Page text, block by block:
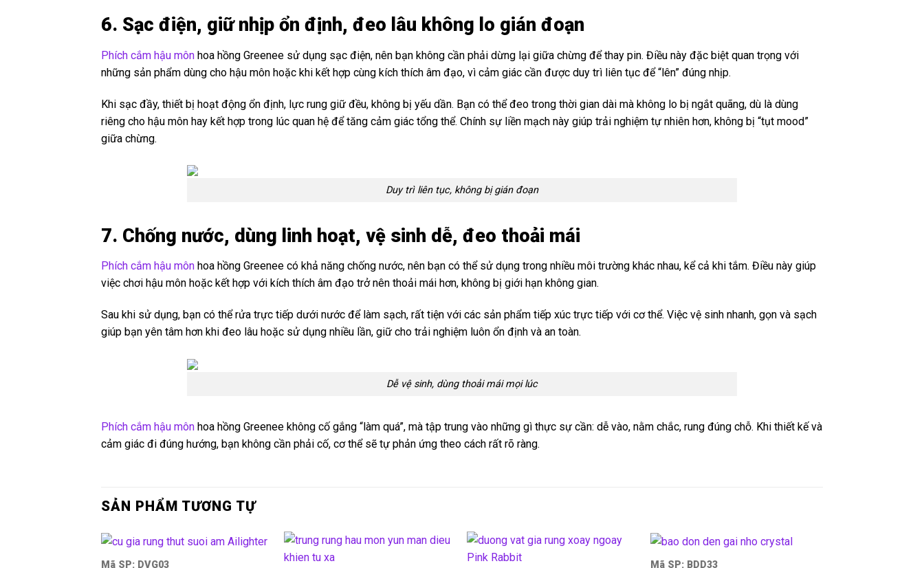
6. Sạc điện, giữ nhịp ổn định, đeo lâu không lo gián đoạn
Phích cắm hậu môn hoa hồng Greenee sử dụng sạc điện, nên bạn không cần phải dừng lại giữa chừng để thay pin. Điều này đặc biệt quan trọng với
những sản phẩm dùng cho hậu môn hoặc khi kết hợp cùng kích thích âm đạo, vì cảm giác cần được duy trì liên tục để “lên” đúng nhịp.
Khi sạc đầy, thiết bị hoạt động ổn định, lực rung giữ đều, không bị yếu dần. Bạn có thể đeo trong thời gian dài mà không lo bị ngắt quãng, dù là dùng
riêng cho hậu môn hay kết hợp trong lúc quan hệ để tăng cảm giác tổng thể. Chính sự liền mạch này giúp trải nghiệm tự nhiên hơn, không bị “tụt mood”
giữa chừng.
Duy trì liên tục, không bị gián đoạn
7. Chống nước, dùng linh hoạt, vệ sinh dễ, đeo thoải mái
Phích cắm hậu môn hoa hồng Greenee có khả năng chống nước, nên bạn có thể sử dụng trong nhiều môi trường khác nhau, kể cả khi tắm. Điều này giúp
việc chơi hậu môn hoặc kết hợp với kích thích âm đạo trở nên thoải mái hơn, không bị giới hạn không gian.
Sau khi sử dụng, bạn có thể rửa trực tiếp dưới nước để làm sạch, rất tiện với các sản phẩm tiếp xúc trực tiếp với cơ thể. Việc vệ sinh nhanh, gọn và sạch
giúp bạn yên tâm hơn khi đeo lâu hoặc sử dụng nhiều lần, giữ cho trải nghiệm luôn ổn định và an toàn.
Dễ vệ sinh, dùng thoải mái mọi lúc
Phích cắm hậu môn hoa hồng Greenee không cố gắng “làm quá”, mà tập trung vào những gì thực sự cần: dễ vào, nằm chắc, rung đúng chỗ. Khi thiết kế và
cảm giác đi đúng hướng, bạn không cần phải cố, cơ thể sẽ tự phản ứng theo cách rất rõ ràng.
SẢN PHẨM TƯƠNG TỰ
Mã SP: DVG03 Mã SP: BDD33